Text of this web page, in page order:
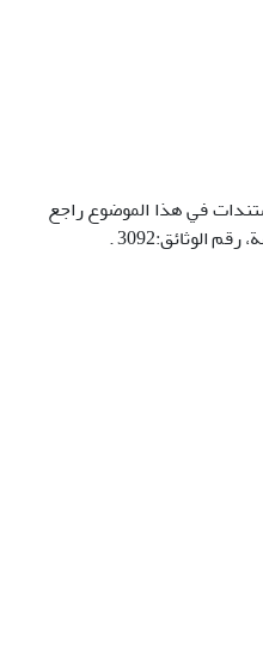
في هذا الموضوع راجع
الوثائق:3092 .